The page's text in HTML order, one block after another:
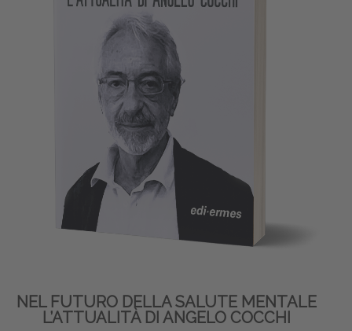
NEL FUTURO DELLA SALUTE MENTALE
L’ATTUALITÀ DI ANGELO COCCHI